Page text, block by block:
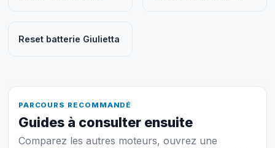
Reset batterie Giulietta
PARCOURS RECOMMANDÉ
Guides à consulter ensuite
Comparez les autres moteurs, ouvrez une